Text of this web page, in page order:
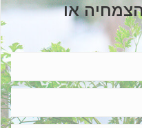
או